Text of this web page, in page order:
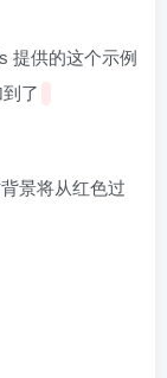
提供的这个示例
了
景将从红色过